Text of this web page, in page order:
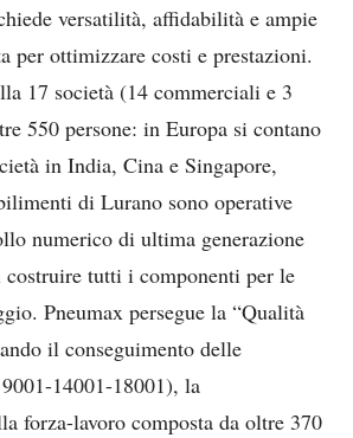
versatilità, affidabilità e ampie
per ottimizzare costi e prestazioni.
17 società (14 commerciali e 3
550 persone: in Europa si contano
in India, Cina e Singapore,
di Lurano sono operative
numerico di ultima generazione
costruire tutti i componenti per le
Pneumax persegue la “Qualità
il conseguimento delle
14001-18001), la
forza-lavoro composta da oltre 370